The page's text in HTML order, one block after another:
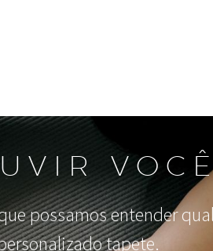
possamos entender
tapete.